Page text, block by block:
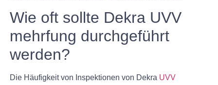
Wie oft sollte Dekra UVV
mehrfung durchgeführt
werden?
Die Häufigkeit von Inspektionen von Dekra UVV